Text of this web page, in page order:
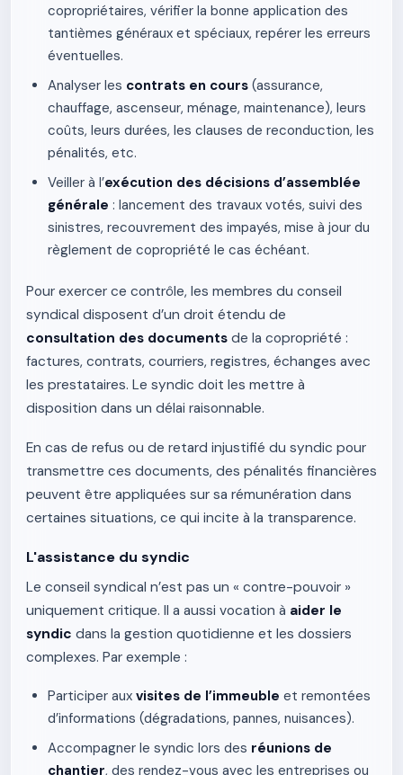
copropriétaires, vérifier la bonne application des
tantièmes généraux et spéciaux, repérer les erreurs
éventuelles.
Analyser les contrats en cours (assurance,
chauffage, ascenseur, ménage, maintenance), leurs
coûts, leurs durées, les clauses de reconduction, les
pénalités, etc.
Veiller à l’exécution des décisions d’assemblée
générale : lancement des travaux votés, suivi des
sinistres, recouvrement des impayés, mise à jour du
règlement de copropriété le cas échéant.
Pour exercer ce contrôle, les membres du conseil
syndical disposent d’un droit étendu de
consultation des documents de la copropriété :
factures, contrats, courriers, registres, échanges avec
les prestataires. Le syndic doit les mettre à
disposition dans un délai raisonnable.
En cas de refus ou de retard injustifié du syndic pour
transmettre ces documents, des pénalités financières
peuvent être appliquées sur sa rémunération dans
certaines situations, ce qui incite à la transparence.
L'assistance du syndic
Le conseil syndical n’est pas un « contre-pouvoir »
uniquement critique. Il a aussi vocation à aider le
syndic dans la gestion quotidienne et les dossiers
complexes. Par exemple :
Participer aux visites de l’immeuble et remontées
d’informations (dégradations, pannes, nuisances).
Accompagner le syndic lors des réunions de
chantier, des rendez-vous avec les entreprises ou